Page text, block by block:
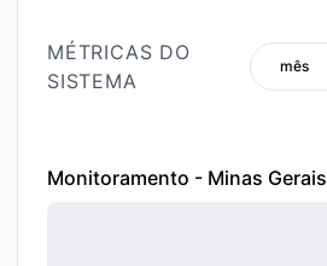
MÉTRICAS DO
SISTEMA
mês
Monitoramento - Minas Gerais